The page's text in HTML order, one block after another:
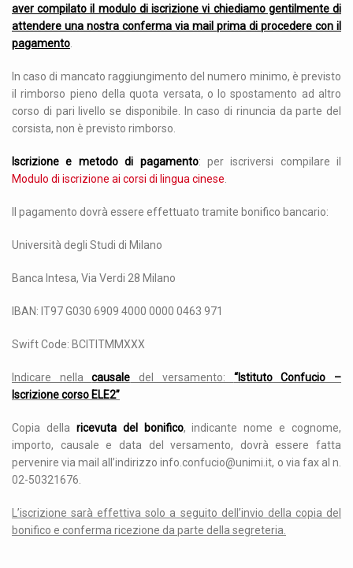
aver compilato il modulo di iscrizione vi chiediamo gentilmente di
attendere una nostra conferma via mail prima di procedere con il
pagamento
In caso di mancato raggiungimento del numero minimo, è previsto
il rimborso pieno della quota versata, o lo spostamento ad altro
corso di pari livello se disponibile. In caso di rinuncia da parte del
corsista, non è previsto rimborso.
Iscrizione e metodo di pagamento: per iscriversi compilare il
Modulo di iscrizione ai corsi di lingua cinese
Il pagamento dovrà essere effettuato tramite bonifico bancario:
Università degli Studi di Milano
Banca Intesa, Via Verdi 28 Milano
IBAN: IT97 G030 6909 4000 0000 0463 971
Swift Code: BCITITMMXXX
Indicare nellacausale del versamento: “Istituto Confucio –
Iscrizione corso ELE2”
Copia della ricevuta del bonifico, indicante nome e cognome,
importo, causale e data del versamento, dovrà essere fatta
pervenire via mail all’indirizzo info.confucio@unimi.it, o via fax al n.
02-50321676.
L’iscrizione sarà effettiva solo a seguito dell’invio della copia del
bonifico e conferma ricezione da parte della segreteria.